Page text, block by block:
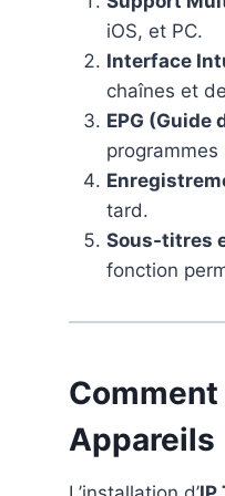
iOS, et PC.
Interface
chaînes et
EPG (Guide
programmes
tard.
Sous-titres
fonction
Appareils